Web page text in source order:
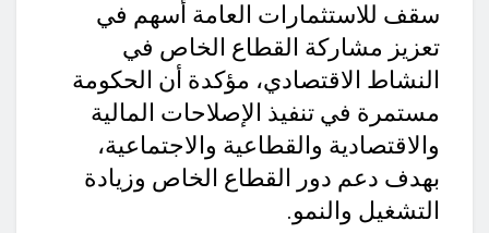
سقف للاستثمارات العامة أسهم في
تعزيز مشاركة القطاع الخاص في
النشاط الاقتصادي، مؤكدة أن الحكومة
مستمرة في تنفيذ الإصلاحات المالية
والاقتصادية والقطاعية والاجتماعية،
بهدف دعم دور القطاع الخاص وزيادة
التشغيل والنمو.